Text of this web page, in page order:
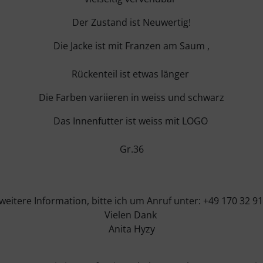
Der Zustand ist Neuwertig!
Die Jacke ist mit Franzen am Saum ,
Rückenteil ist etwas länger
Die Farben variieren in weiss und schwarz
Das Innenfutter ist weiss mit LOGO
Gr.36
Information, bitte ich um Anruf unter: +49 170 32
Vielen Dank
Anita Hyzy